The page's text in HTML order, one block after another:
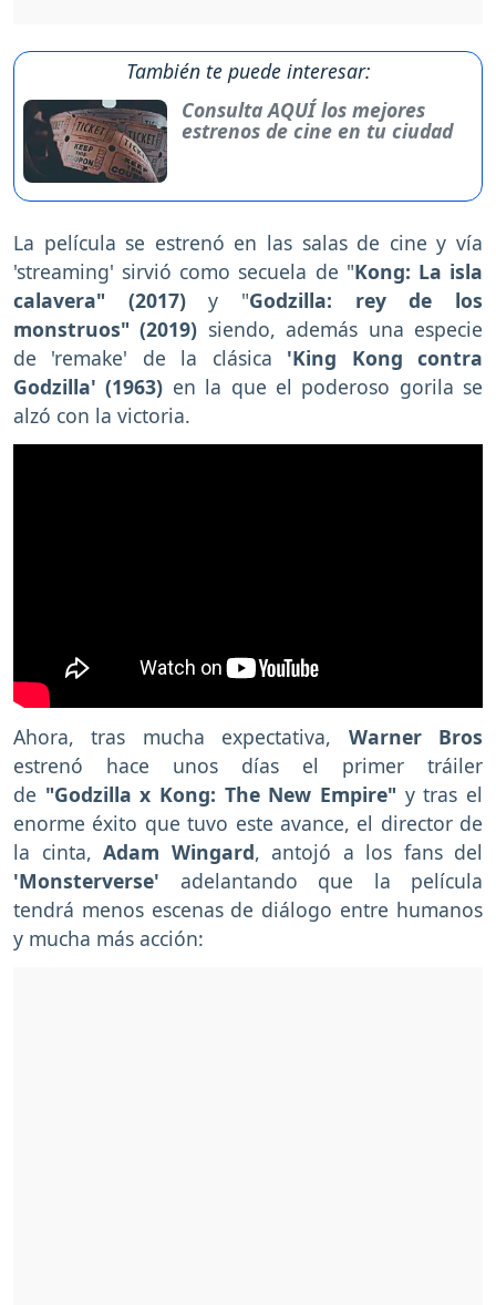
También te puede interesar:
Consulta AQUÍ los mejores
estrenos de cine en tu ciudad
La película se estrenó en las salas de cine y vía
'streaming' sirvió como secuela de "Kong: La isla
calavera" (2017)y "Godzilla: rey de los
monstruos" (2019) siendo, además una especie
de 'remake' de la clásica 'King Kong contra
Godzilla' (1963) en la que el poderoso gorila se
alzó con la victoria.
Ahora, tras mucha expectativa, Warner Bros
estrenó hace unos días el primer tráiler
de "Godzilla x Kong: The New Empire" y tras el
enorme éxito que tuvo este avance, el director de
la cinta, Adam Wingard, antojó a los fans del
'Monsterverse' adelantando que la película
tendrá menos escenas de diálogo entre humanos
y mucha más acción: